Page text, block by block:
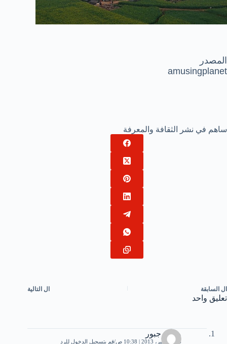
المصدر
amusingplanet
ساهم في نشر الثقافة والمعرفة
ال السابقة ال التالية
تعليق واحد
محمد جبور
16 ديسمبر، 2013 | 10:38 ص قم بتسجيل الدخول للرد